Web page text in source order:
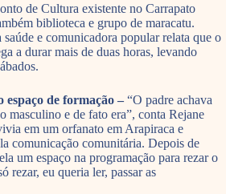
de Cultura existente no Carrapato
biblioteca e grupo de maracatu.
e comunicadora popular relata que o
a durar mais de duas horas, levando
de formação – “O padre achava
masculino e de fato era”, conta Rejane
em um orfanato em Arapiraca e
comunicação comunitária. Depois de
um espaço na programação para rezar o
rezar, eu queria ler, passar as